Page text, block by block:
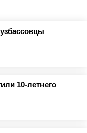
10-летнего